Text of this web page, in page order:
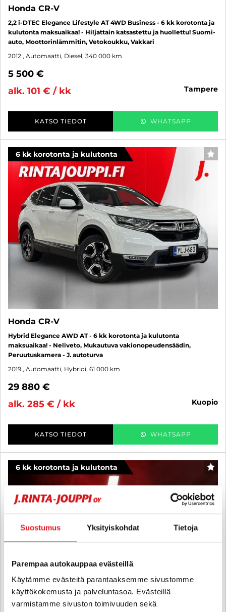
Suostumus Yksityiskohdat Tietoja
Parempaa autokauppaa evästeillä
Käytämme evästeitä parantaaksemme sivustomme
käyttökokemusta ja palveluntasoa. Evästeillä
varmistamme sivuston toimivuuden sekä
Honda CR-V
2,2 i-DTEC Elegance Lifestyle AT 4WD Business - 6 kk korotonta ja
kulutonta maksuaikaa! - Hiljattain katsastettu ja huollettu! Suomi-
auto, Moottorinlämmitin, Vetokoukku, Vakkari
2012 , Automaatti, Diesel, 340 000 km
5 500 €
alk. 101 € / kk
tampere
KATSO TIEDOT WHATSAPP
6 kk korotonta ja kulutonta
Honda CR-V
Hybrid Elegance AWD AT - 6 kk korotonta ja kulutonta
maksuaikaa! - Neliveto, Mukautuva vakionopeudensäädin,
Peruutuskamera - J. autoturva
2019 , Automaatti, Hybridi, 61 000 km
29 880 €
alk. 285 € / kk
kuopio
KATSO TIEDOT WHATSAPP
6 kk korotonta ja kulutonta